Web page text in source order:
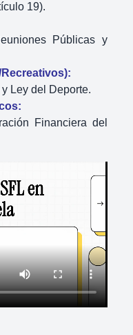
19).
Públicas y
y Ley del Deporte.
Financiera del